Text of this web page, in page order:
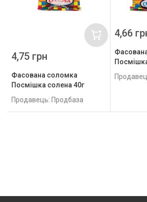
Фасована соломка
Посмішка солена 40г
Продавець: Продбаза
4,75 грн
4,66